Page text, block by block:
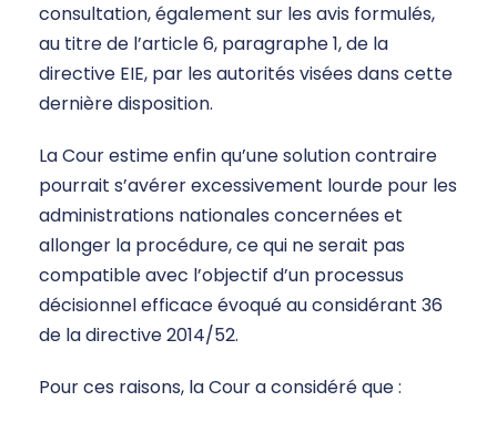
consultation, également sur les avis formulés,
au titre de l’article 6, paragraphe 1, de la
directive EIE, par les autorités visées dans cette
dernière disposition.
La Cour estime enfin qu’une solution contraire
pourrait s’avérer excessivement lourde pour les
administrations nationales concernées et
allonger la procédure, ce qui ne serait pas
compatible avec l’objectif d’un processus
décisionnel efficace évoqué au considérant 36
de la directive 2014/52.
Pour ces raisons, la Cour a considéré que :